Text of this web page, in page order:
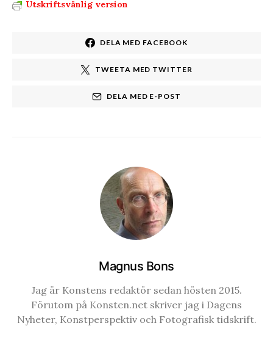
Utskriftsvänlig version
DELA MED FACEBOOK
TWEETA MED TWITTER
DELA MED E-POST
Magnus Bons
Jag är Konstens redaktör sedan hösten 2015.
Förutom på Konsten.net skriver jag i Dagens
Nyheter, Konstperspektiv och Fotografisk tidskrift.